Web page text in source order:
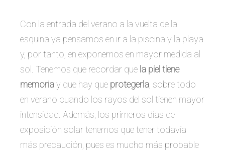
Con la entrada del verano a la vuelta de la
esquina ya pensamos en ir a la piscina y la playa
y, por tanto, en exponernos en mayor medida al
sol. Tenemos que recordar que la piel tiene
memoriay que hay que protegerla, sobre todo
en verano cuando los rayos del sol tienen mayor
intensidad. Además, los primeros días de
exposición solar tenemos que tener todavía
más precaución, pues es mucho más probable